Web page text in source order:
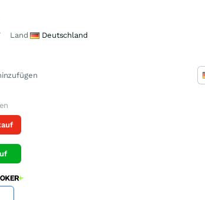
Land Deutschland